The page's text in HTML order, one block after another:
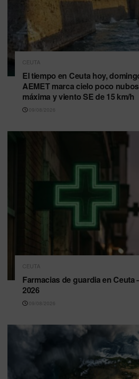
CEUTA
El tiempo en Ceuta hoy,
AEMET marca cielo poco
máxima y viento SE de 15 km/h
09/08/2026
CEUTA
Farmacias de guardia en Ceuta
2026
09/08/2026